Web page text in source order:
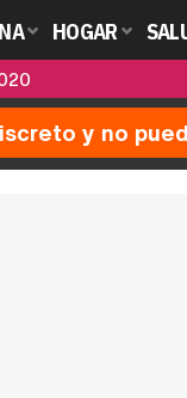
HOGAR
y no